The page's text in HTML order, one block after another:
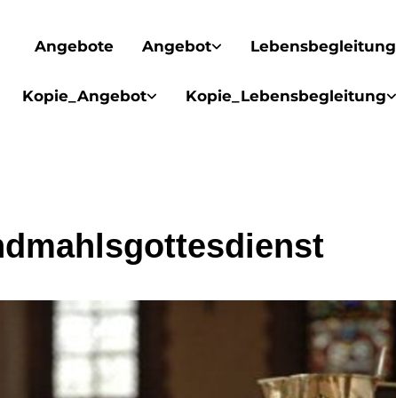
Angebote Angebot Lebensbegleitung
Kopie_Angebot Kopie_Lebensbegleitung